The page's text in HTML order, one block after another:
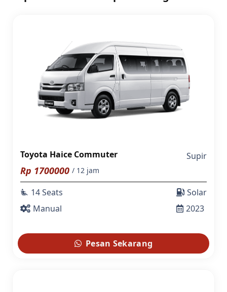
Toyota Haice Commuter Supir
Rp 1700000 / 12 jam
airline_seat_recline_extra 14 Seats
Manual
Solar
2023
Pesan Sekarang